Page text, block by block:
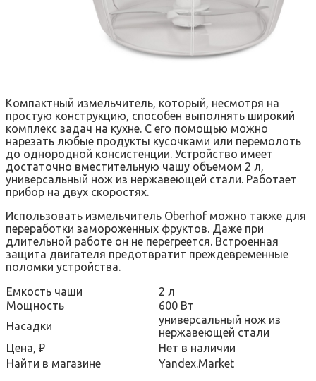
Компактный измельчитель, который, несмотря на
простую конструкцию, способен выполнять широкий
комплекс задач на кухне. С его помощью можно
нарезать любые продукты кусочками или перемолоть
до однородной консистенции. Устройство имеет
достаточно вместительную чашу объемом 2 л,
универсальный нож из нержавеющей стали. Работает
прибор на двух скоростях.
Использовать измельчитель Oberhof можно также для
переработки замороженных фруктов. Даже при
длительной работе он не перегреется. Встроенная
защита двигателя предотвратит преждевременные
поломки устройства.
Емкость чаши
2 л
Мощность
600 Вт
Насадки
универсальный нож из
нержавеющей стали
Цена, ₽
Нет в наличии
Найти в магазине
Yandex.Market